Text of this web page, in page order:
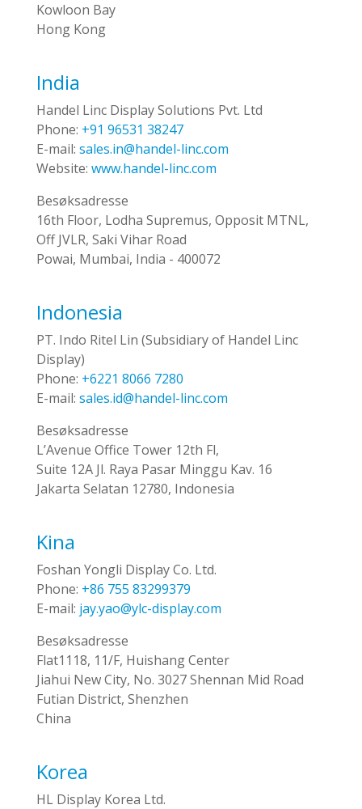
Kowloon Bay
Hong Kong
India
Handel Linc Display Solutions Pvt. Ltd
Phone: +91 96531 38247
E-mail: sales.in@handel-linc.com
Website: www.handel-linc.com
Besøksadresse
16th Floor, Lodha Supremus, Opposit MTNL,
Off JVLR, Saki Vihar Road
Powai, Mumbai, India - 400072
Indonesia
PT. Indo Ritel Lin (Subsidiary of Handel Linc
Display)
Phone: +6221 8066 7280
E-mail: sales.id@handel-linc.com
Besøksadresse
L’Avenue Office Tower 12th Fl,
Suite 12A Jl. Raya Pasar Minggu Kav. 16
Jakarta Selatan 12780, Indonesia
Kina
Foshan Yongli Display Co. Ltd.
Phone: +86 755 83299379
E-mail: jay.yao@ylc-display.com
Besøksadresse
Flat1118, 11/F, Huishang Center
Jiahui New City, No. 3027 Shennan Mid Road
Futian District, Shenzhen
China
Korea
HL Display Korea Ltd.